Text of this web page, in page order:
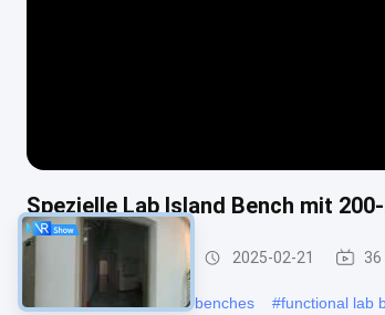
Spezielle Lab Island Bench mit
Laborarbeitsbänke 2025-02-21
customizable lab work benches #functional lab